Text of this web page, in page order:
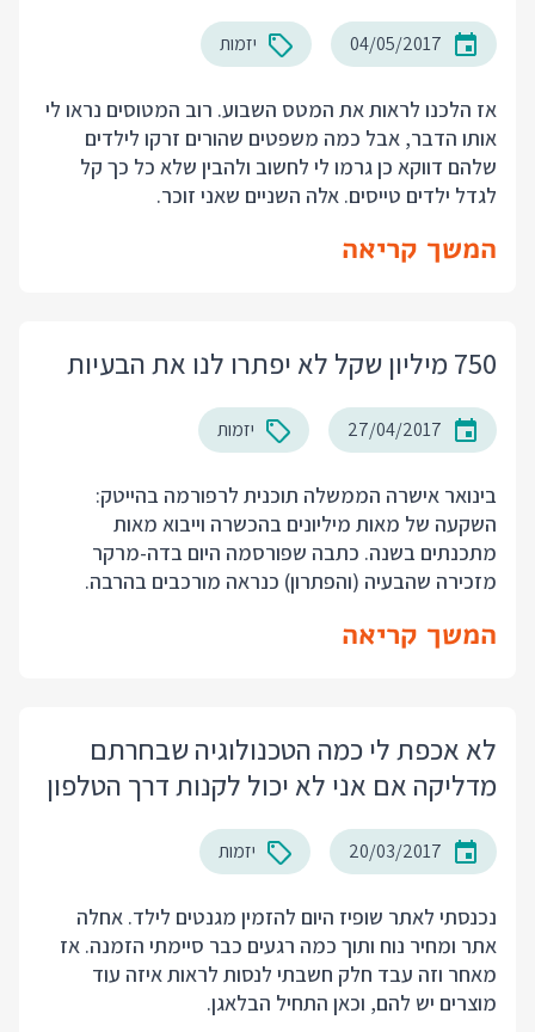
04/05/2017 יזמות
אז הלכנו לראות את המטס השבוע. רוב המטוסים נראו לי
אותו הדבר, אבל כמה משפטים שהורים זרקו לילדים
שלהם דווקא כן גרמו לי לחשוב ולהבין שלא כל כך קל
לגדל ילדים טייסים. אלה השניים שאני זוכר.
המשך קריאה
750 מיליון שקל לא יפתרו לנו את הבעיות
27/04/2017 יזמות
בינואר אישרה הממשלה תוכנית לרפורמה בהייטק:
השקעה של מאות מיליונים בהכשרה וייבוא מאות
מתכנתים בשנה. כתבה שפורסמה היום בדה-מרקר
מזכירה שהבעיה (והפתרון) כנראה מורכבים בהרבה.
המשך קריאה
לא אכפת לי כמה הטכנולוגיה שבחרתם
מדליקה אם אני לא יכול לקנות דרך הטלפון
20/03/2017 יזמות
נכנסתי לאתר שופיז היום להזמין מגנטים לילד. אחלה
אתר ומחיר נוח ותוך כמה רגעים כבר סיימתי הזמנה. אז
מאחר וזה עבד חלק חשבתי לנסות לראות איזה עוד
מוצרים יש להם, וכאן התחיל הבלאגן.